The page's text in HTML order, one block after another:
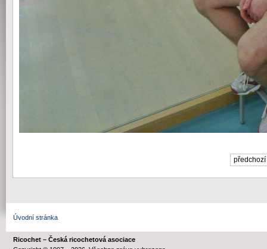
předchozí
Úvodní stránka
Ricochet – Česká ricochetová asociace